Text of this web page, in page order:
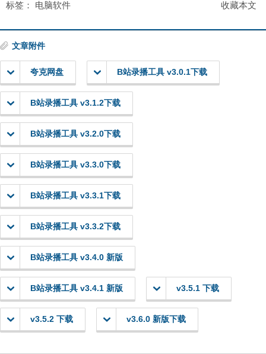
收藏本文
标签： 电脑软件
文章附件
夸克网盘 B站录播工具 v3.0.1下载
B站录播工具 v3.1.2下载
B站录播工具 v3.2.0下载
B站录播工具 v3.3.0下载
B站录播工具 v3.3.1下载
B站录播工具 v3.3.2下载
B站录播工具 v3.4.0 新版
B站录播工具 v3.4.1 新版 v3.5.1 下载
v3.5.2 下载 v3.6.0 新版下载